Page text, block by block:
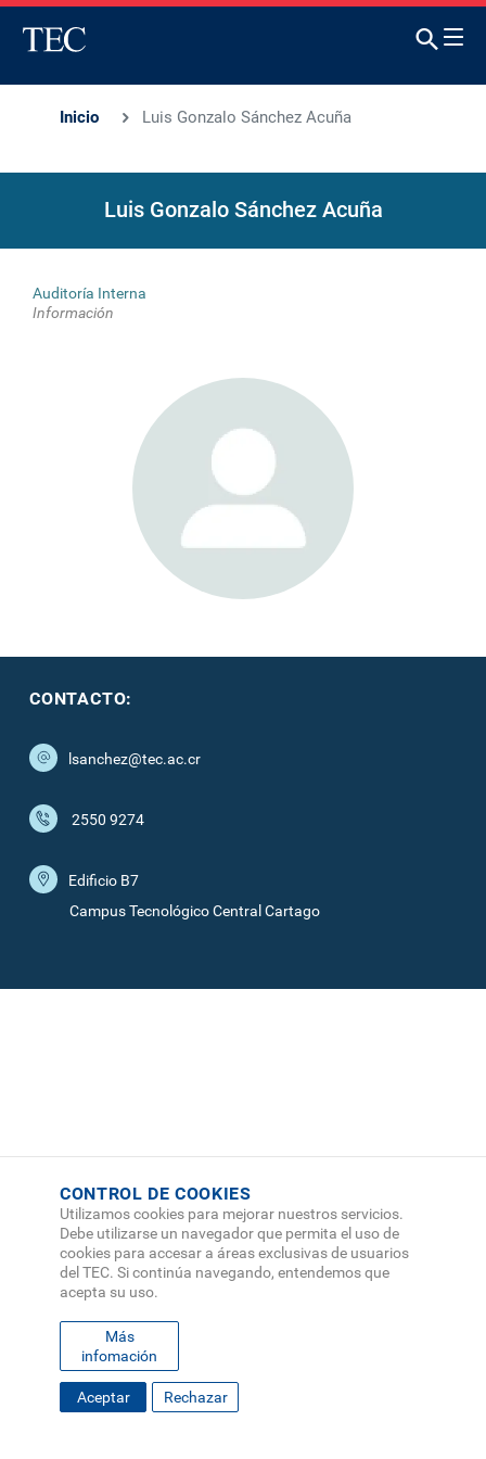
Inicio Luis Gonzalo Sánchez Acuña
Luis Gonzalo Sánchez Acuña
Auditoría Interna
Información
CONTACTO:
lsanchez@tec.ac.cr
2550 9274
Edificio B7
Campus Tecnológico Central Cartago
FOOTERMAPA DEL SITIO DIRECTORIO
CONTROL DE COOKIES
Utilizamos cookies para mejorar nuestros servicios.
Debe utilizarse un navegador que permita el uso de
cookies para accesar a áreas exclusivas de usuarios
del TEC. Si continúa navegando, entendemos que
acepta su uso.
Más
infomación
Aceptar Rechazar